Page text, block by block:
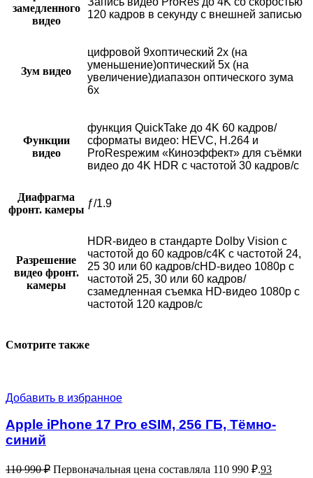
замедленного
видео
120 кадров в секунду с внешней записью
Зум видео
цифровой 9хоптический 2x (на
уменьшение)оптический 5x (на
увеличение)диапазон оптического зума
6x
Функции
видео
функция QuickTake до 4K 60 кадров/
сформаты видео: HEVC, H.264 и
ProResрежим «Киноэффект» для съёмки
видео до 4K HDR с частотой 30 кадров/с
Диафрагма
фронт. камеры
ƒ/1.9
Разрешение
видео фронт.
камеры
HDR‑видео в стандарте Dolby Vision с
частотой до 60 кадров/с4K с частотой 24,
25 30 или 60 кадров/сHD-видео 1080p с
частотой 25, 30 или 60 кадров/
сзамедленная съемка HD-видео 1080p с
частотой 120 кадров/с
Смотрите также
Добавить в избранное
Apple iPhone 17 Pro eSIM, 256 ГБ, Тёмно-
синий
110 990₽ Первоначальная цена составляла 110 990 ₽.93